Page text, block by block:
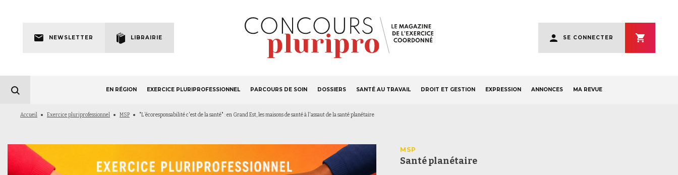
navigation
NEWSLETTER LIBRAIRIE
account
menu
SE CONNECTER
S'ABONNER
principale
EN RÉGION EXERCICE PLURIPROFESSIONNEL PARCOURS DE SOIN DOSSIERS SANTÉ AU TRAVAIL DROIT ET GESTION EXPRESSION ANNONCES MA REVUE
Fil
Accueil Exercice pluriprofessionnel MSP "L’écoresponsabilité c'est de la santé" : en Grand Est, les maisons de santé à l'assaut de la santé planétaire
MSP
Santé planétaire